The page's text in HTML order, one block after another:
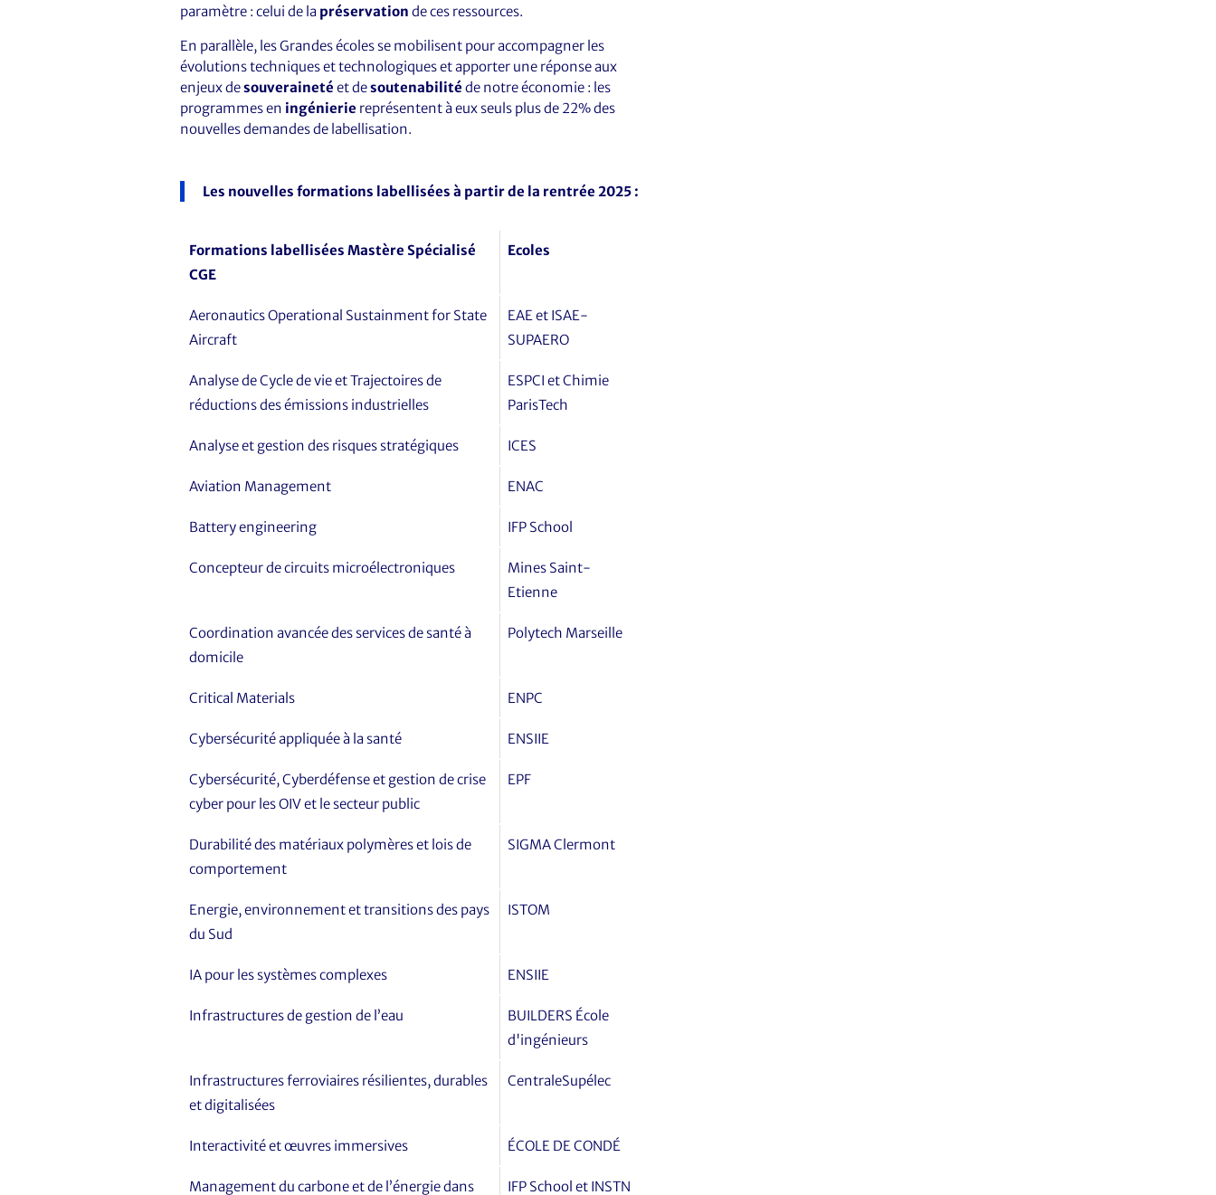
paramètre : celui de la préservation de ces ressources.
En parallèle, les Grandes écoles se mobilisent pour accompagner les
évolutions techniques et technologiques et apporter une réponse aux
enjeux desouveraineté et desoutenabilité de notre économie : les
programmes en ingénierie représentent à eux seuls plus de 22% des
nouvelles demandes de labellisation.
Les nouvelles formations labellisées à partir de la rentrée 2025 :
Formations labellisées Mastère Spécialisé
CGE
Ecoles
Aeronautics Operational Sustainment for State
Aircraft
EAE et ISAE-
SUPAERO
Analyse de Cycle de vie et Trajectoires de
réductions des émissions industrielles
ESPCI et Chimie
ParisTech
Analyse et gestion des risques stratégiques ICES
Aviation Management ENAC
Battery engineering IFP School
Concepteur de circuits microélectroniques
Mines Saint-
Etienne
Coordination avancée des services de santé à
domicile
Polytech Marseille
Critical Materials ENPC
Cybersécurité appliquée à la santé ENSIIE
Cybersécurité, Cyberdéfense et gestion de crise
cyber pour les OIV et le secteur public
EPF
Durabilité des matériaux polymères et lois de
comportement
SIGMA Clermont
Energie, environnement et transitions des pays
du Sud
ISTOM
IA pour les systèmes complexes ENSIIE
Infrastructures de gestion de l’eau
BUILDERS École
d'ingénieurs
Infrastructures ferroviaires résilientes, durables
et digitalisées
CentraleSupélec
Interactivité et œuvres immersives ÉCOLE DE CONDÉ
Management du carbone et de l’énergie dans IFP School et INSTN